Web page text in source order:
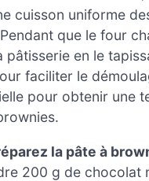
cuisson uniforme
que le four
pâtisserie en le
faciliter le
pour obtenir une
la pâte à
200 g de chocolat